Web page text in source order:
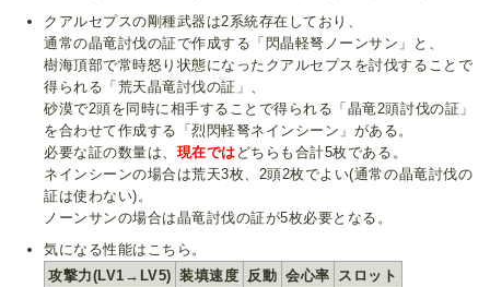
クアルセプスの剛種武器は2系統存在しており、
通常の晶竜討伐の証で作成する「閃晶軽弩ノーンサン」と、
樹海頂部で常時怒り状態になったクアルセプスを討伐することで
得られる「荒天晶竜討伐の証」、
砂漠で2頭を同時に相手することで得られる「晶竜2頭討伐の証」
を合わせて作成する「烈閃軽弩ネインシーン」がある。
必要な証の数量は、 現在では どちらも合計5枚である。
ネインシーンの場合は荒天3枚、2頭2枚でよい(通常の晶竜討伐の
証は使わない)。
ノーンサンの場合は晶竜討伐の証が5枚必要となる。
気になる性能はこちら。
攻撃力(LV1→LV5) 装填速度 反動 会心率 スロット